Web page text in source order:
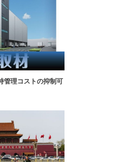
管理コストの抑制可